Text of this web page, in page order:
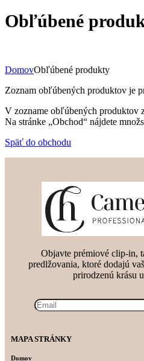
Obľúbené
DomovObľúbené produkty
Zoznam obľúbených produktov je
V zozname obľúbených produktov
Na stránke „Obchod“ nájdete
Späť do obchodu
Objavte prémiové clip-in,
predlžovania, ktoré dodajú
prirodzenú krásu
MAPA STRÁNKY
Domov